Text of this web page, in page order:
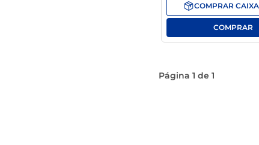
COMPRAR CAIXA
Página 1 de 1